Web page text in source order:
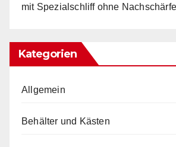
mit Spezialschliff ohne
Kategorien
Allgemein
Behälter und Kästen